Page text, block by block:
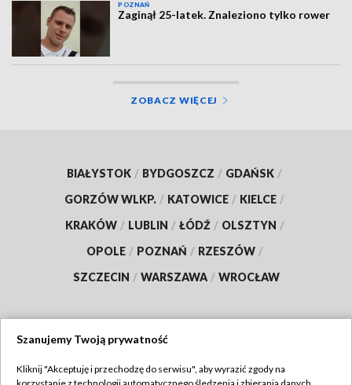
POZNAŃ
Zaginął 25-latek. Znaleziono tylko rower
ZOBACZ WIĘCEJ
BIAŁYSTOK / BYDGOSZCZ / GDAŃSK /
GORZÓW WLKP. / KATOWICE / KIELCE /
KRAKÓW / LUBLIN / ŁÓDŹ / OLSZTYN /
OPOLE / POZNAŃ / RZESZÓW /
SZCZECIN / WARSZAWA / WROCŁAW
Szanujemy Twoją prywatność
Kliknij "Akceptuję i przechodzę do serwisu", aby wyrazić zgody na